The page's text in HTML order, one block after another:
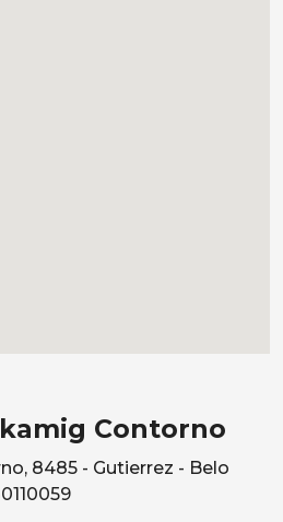
Contorno
8485 - Gutierrez - Belo